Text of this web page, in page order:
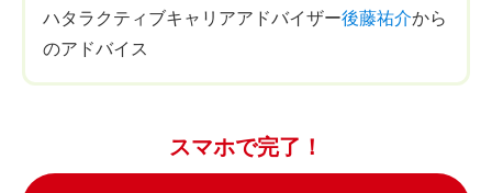
ハタラクティブキャリアアドバイザー後藤祐介から
のアドバイス
スマホで完了！